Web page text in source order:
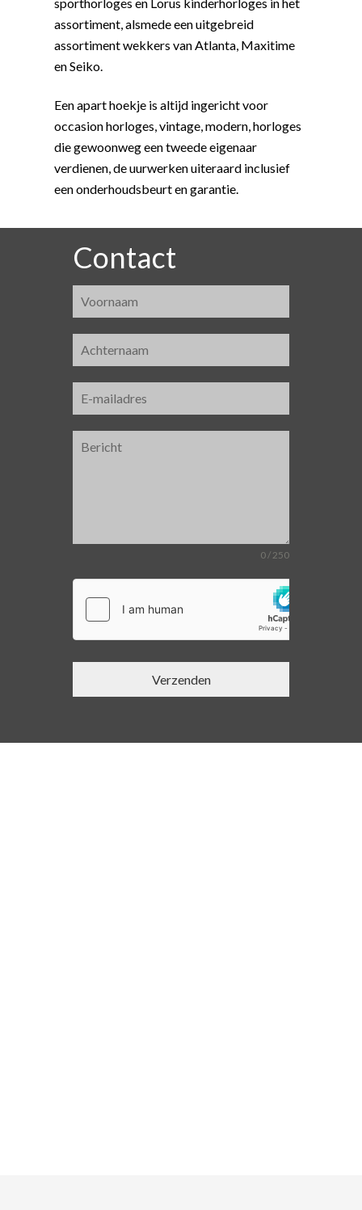
assortiment, alsmede een uitgebreid
assortiment wekkers van Atlanta, Maxitime
en Seiko.
Een apart hoekje is altijd ingericht voor
occasion horloges, vintage, modern, horloges
die gewoonweg een tweede eigenaar
verdienen, de uurwerken uiteraard inclusief
een onderhoudsbeurt en garantie.
Contact
0 / 250
Verzenden